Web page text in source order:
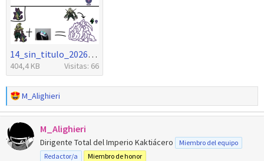
14_sin_titulo_20260503012212.png
404,4 KB Visitas: 66
R
e
a
c
i
M_Alighieri
M_Alighieri
Dirigente Total del Imperio Kaktiácero
Miembro del equipo
Redactor/a
Miembro de honor